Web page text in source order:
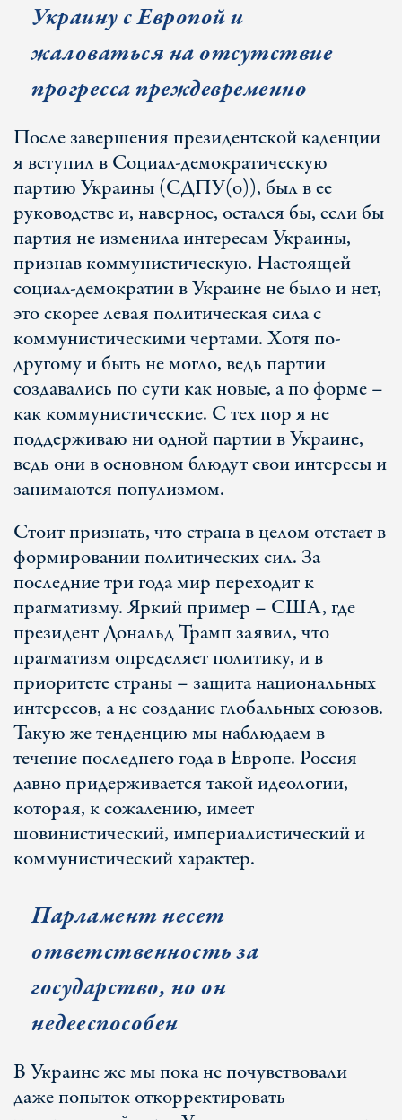
Украину с Европой и
жаловаться на отсутствие
прогресса преждевременно
После завершения президентской каденции
я вступил в Социал-демократическую
партию Украины (СДПУ(о)), был в ее
руководстве и, наверное, остался бы, если бы
партия не изменила интересам Украины,
признав коммунистическую. Настоящей
социал-демократии в Украине не было и нет,
это скорее левая политическая сила с
коммунистическими чертами. Хотя по-
другому и быть не могло, ведь партии
создавались по сути как новые, а по форме –
как коммунистические. С тех пор я не
поддерживаю ни одной партии в Украине,
ведь они в основном блюдут свои интересы и
занимаются популизмом.
Стоит признать, что страна в целом отстает в
формировании политических сил. За
последние три года мир переходит к
прагматизму. Яркий пример – США, где
президент Дональд Трамп заявил, что
прагматизм определяет политику, и в
приоритете страны – защита национальных
интересов, а не создание глобальных союзов.
Такую же тенденцию мы наблюдаем в
течение последнего года в Европе. Россия
давно придерживается такой идеологии,
которая, к сожалению, имеет
шовинистический, империалистический и
коммунистический характер.
Парламент несет
ответственность за
государство, но он
недееспособен
В Украине же мы пока не почувствовали
даже попыток откорректировать